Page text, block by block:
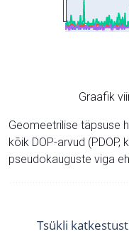
Graafik
Geomeetrilise täpsuse
kõik DOP-arvud (PDOP,
pseudokauguste viga
Tsükli